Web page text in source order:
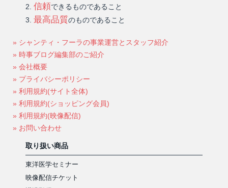
信頼できるものであること
最高品質のものであること
» シャンティ・フーラの事業運営とスタッフ紹介
» 時事ブログ編集部のご紹介
» 会社概要
» プライバシーポリシー
» 利用規約(サイト全体)
» 利用規約(ショッピング会員)
» 利用規約(映像配信)
» お問い合わせ
取り扱い商品
東洋医学セミナー
映像配信チケット